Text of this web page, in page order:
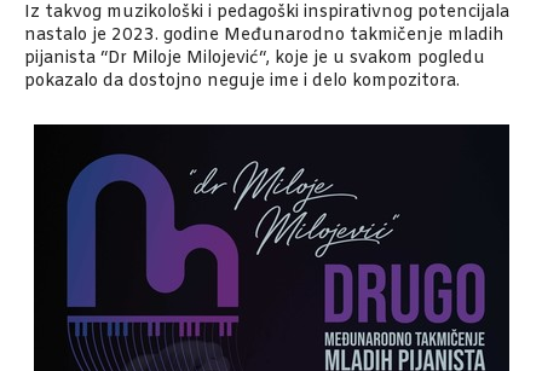
Iz takvog muzikološki i pedagoški inspirativnog potencijala
nastalo je 2023. godine Međunarodno takmičenje mladih
pijanista “Dr Miloje Milojević“, koje je u svakom pogledu
pokazalo da dostojno neguje ime i delo kompozitora.